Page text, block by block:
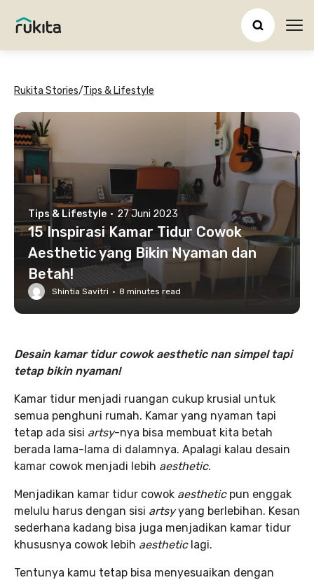
Rukita Stories/Tips & Lifestyle
Tips & Lifestyle · 27 Juni 2023
15 Inspirasi Kamar Tidur Cowok
Aesthetic yang Bikin Nyaman dan
Betah!
Shintia Savitri · 8 minutes read
Desain kamar tidur cowok aesthetic nan simpel tapi
tetap bikin nyaman!
Kamar tidur menjadi ruangan cukup krusial untuk
semua penghuni rumah. Kamar yang nyaman tapi
tetap ada sisi artsy-nya bisa membuat kita betah
berada lama-lama di dalamnya. Apalagi kalau desain
kamar cowok menjadi lebih aesthetic.
Menjadikan kamar tidur cowok aesthetic pun enggak
melulu harus dengan sisi artsyyang berlebihan. Kesan
sederhana kadang bisa juga menjadikan kamar tidur
khususnya cowok lebih aesthetic lagi.
Tentunya kamu tetap bisa menyesuaikan dengan